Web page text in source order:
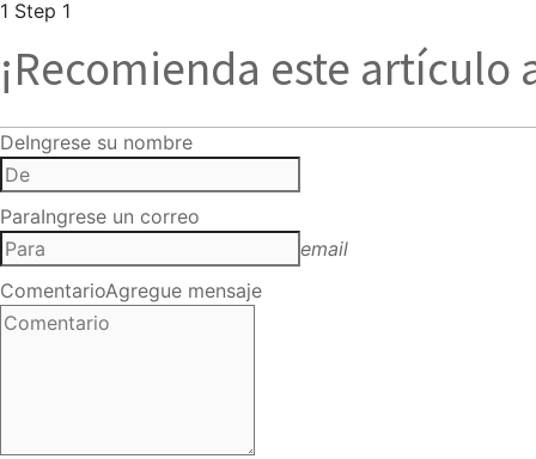
1 Step 1
¡Recomienda este artículo
DeIngrese su nombre
ParaIngrese un correo
email
ComentarioAgregue mensaje